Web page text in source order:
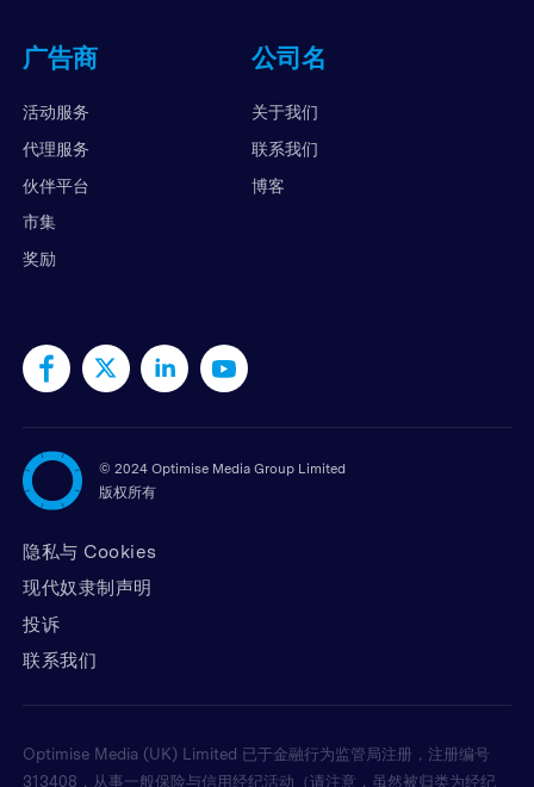
广告商
活动服务
代理服务
伙伴平台
市集
奖励
公司名
关于我们
联系我们
博客
© 2024 Optimise Media Group Limited
版权所有
隐私与 Cookies
现代奴隶制声明
投诉
联系我们
Optimise Media (UK) Limited 已于金融行为监管局注册，注册编号
313408，从事一般保险与信用经纪活动（请注意，虽然被归类为经纪